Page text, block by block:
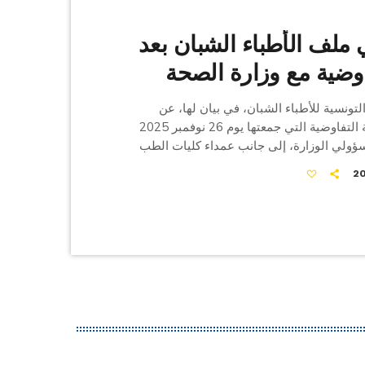
ملف الأطباء الشبان بعد
مع وزارة الصحة
للأطباء الشبان، في بيان لها، عن
مخرجات الجلسة التفاوضية التي جمعتها يوم 26 نوفمبر 2025
الوزارة، إلى جانب عمداء كليات الطب
أنه تمّ تسجيل تقدّم مهم في ملف خلاص حصص